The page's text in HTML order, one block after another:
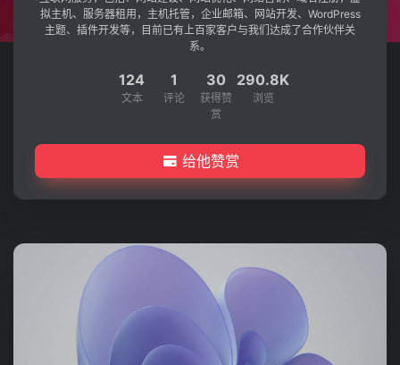
拟主机、服务器租用，主机托管，企业邮箱、网站开发、WordPress
主题、插件开发等，目前已有上百家客户与我们达成了合作伙伴关
系。
124
文本
1
评论
30
获得赞
赏
290.8K
浏览
给他赞赏